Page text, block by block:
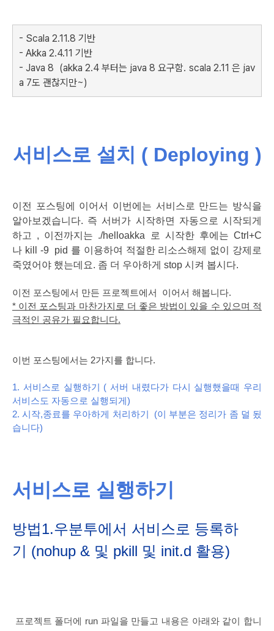
- Scala 2.11.8 기반
- Akka 2.4.11 기반
- Java 8 (akka 2.4 부터는 java 8 요구함. scala 2.11 은 jav
a 7도 괜찮지만~)
서비스로 설치 ( Deploying )
이전 포스팅에 이어서 이번에는 서비스로 만드는 방식을
알아보겠습니다. 즉 서버가 시작하면 자동으로 시작되게
하고 , 이전까지는 ./helloakka 로 시작한 후에는 Ctrl+C
나 kill -9 pid 를 이용하여 적절한 리소스해제 없이 강제로
죽였어야 했는데요. 좀 더 우아하게 stop 시켜 봅시다.
이전 포스팅에서 만든 프로젝트에서 이어서 해봅니다.
* 이전 포스팅과 마찬가지로 더 좋은 방법이 있을 수 있으며 적
극적인 공유가 필요합니다.
이번 포스팅에서는 2가지를 합니다.
1. 서비스로 실행하기 ( 서버 내렸다가 다시 실행했을때 우리
서비스도 자동으로 실행되게)
2. 시작,종료를 우아하게 처리하기 (이 부분은 정리가 좀 덜 됬
습니다)
서비스로 실행하기
방법1.우분투에서 서비스로 등록하
기 (nohup & 및 pkill 및 init.d 활용)
프로젝트 폴더에 run 파일을 만들고 내용은 아래와 같이 합니